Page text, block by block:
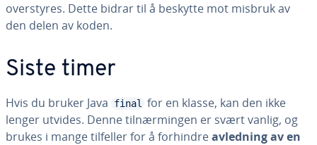
overstyres. Dette bidrar til å beskytte mot misbruk av
den delen av koden.
Siste timer
Hvis du bruker Java final
for en klasse, kan den ikke
lenger utvides. Denne tilnærmingen er svært vanlig, og
brukes i mange tilfeller for å forhindreavledning av en